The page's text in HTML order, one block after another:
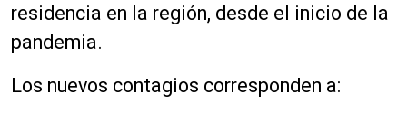
residencia en la región, desde el inicio de la
pandemia.
Los nuevos contagios corresponden a: